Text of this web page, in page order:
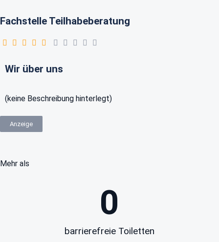
Fachstelle Teilhabeberatung
Wir über uns
(keine Beschreibung hinterlegt)
Anzeige
Mehr als
barrierefreie Toiletten
0